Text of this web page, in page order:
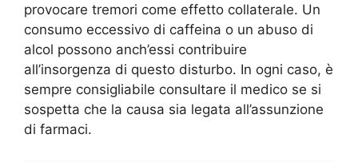
provocare tremori come effetto collaterale. Un
consumo eccessivo di caffeina o un abuso di
alcol possono anch’essi contribuire
all’insorgenza di questo disturbo. In ogni caso, è
sempre consigliabile consultare il medico se si
sospetta che la causa sia legata all’assunzione
di farmaci.